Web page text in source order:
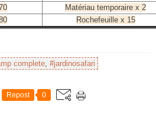
Matériau temporaire x 2
Rochefeuille x 15
complete, #jardinosafari
Repost 0